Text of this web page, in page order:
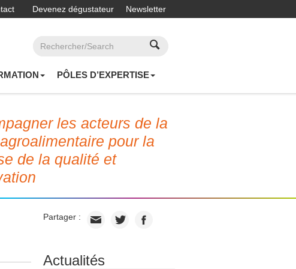
Newsletter
Devenez dégustateur
PÔLES D’EXPERTISE
les acteurs de la
pour la
de la qualité et
Partager :
Actualités